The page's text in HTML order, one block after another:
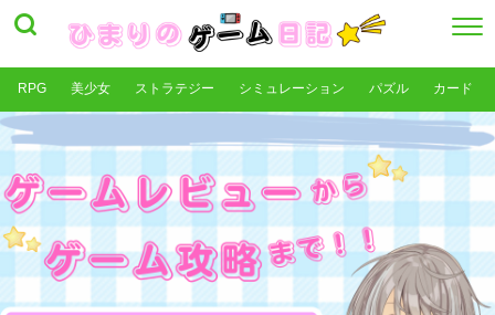
RPG 美少女 ストラテジー シミュレーション パズル カード